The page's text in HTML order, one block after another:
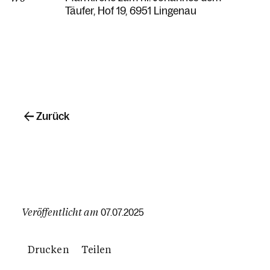
Täufer Hof 19 6951 Lingenau
Veröffentlicht am 07.07.2025
Drucken Teilen
Zurück